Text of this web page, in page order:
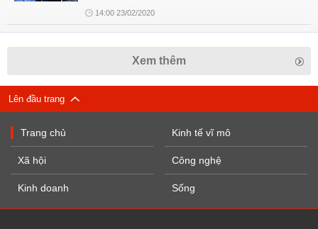
14:00 23/02/2020
Xem thêm
Lên đầu trang
Trang chủ
Xã hội
Kinh doanh
Kinh tế vĩ mô
Công nghệ
Sống